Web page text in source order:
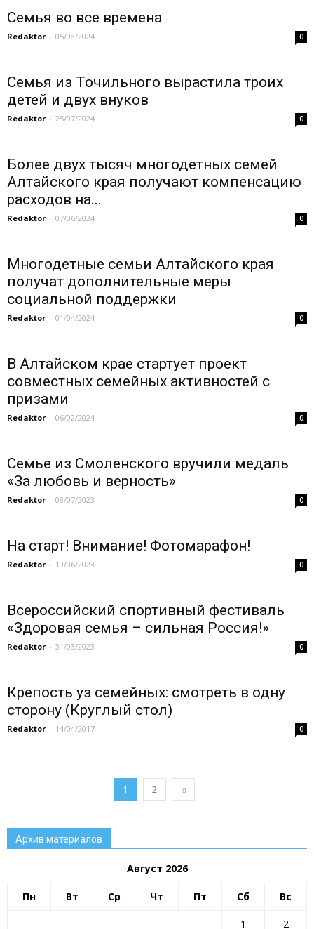
Семья во все времена
Redaktor - 05/08/2024 0
Семья из Точильного вырастила троих
детей и двух внуков
Redaktor - 25/07/2024 0
Более двух тысяч многодетных семей
Алтайского края получают компенсацию
расходов на...
Redaktor - 07/06/2024 0
Многодетные семьи Алтайского края
получат дополнительные меры
социальной поддержки
Redaktor - 01/04/2024 0
В Алтайском крае стартует проект
совместных семейных активностей с
призами
Redaktor - 06/02/2024 0
Семье из Смоленского вручили медаль
«За любовь и верность»
Redaktor - 08/07/2023 0
На старт! Внимание! Фотомарафон!
Redaktor - 19/06/2023 0
Всероссийский спортивный фестиваль
«Здоровая семья – сильная Россия!»
Redaktor - 31/03/2023 0
Крепость уз семейных: смотреть в одну
сторону (Круглый стол)
Redaktor - 14/04/2017 0
1 2
Архив материалов
Август 2026
Пн Вт Ср Чт Пт Сб Вс
1 2